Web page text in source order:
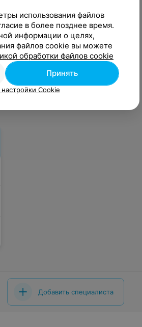
мужского
Добавить специалиста
использования файлов
в более позднее время.
информации о целях,
файлов cookie вы можете
обработки файлов cookie
Принять
Cookie